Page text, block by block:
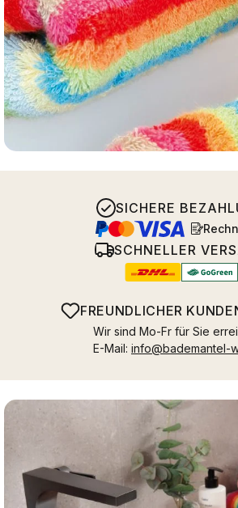
SICHERE
SCHNELLER
FREUNDLICHER
Wir sind Mo-Fr für Sie
E-Mail: info@bademantel-